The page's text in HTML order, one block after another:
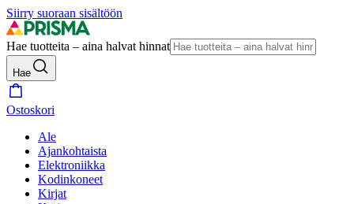
Siirry suoraan sisältöön
Hae tuotteita – aina halvat hinnat
Hae
Ostoskori
Ale
Ajankohtaista
Elektroniikka
Kodinkoneet
Kirjat